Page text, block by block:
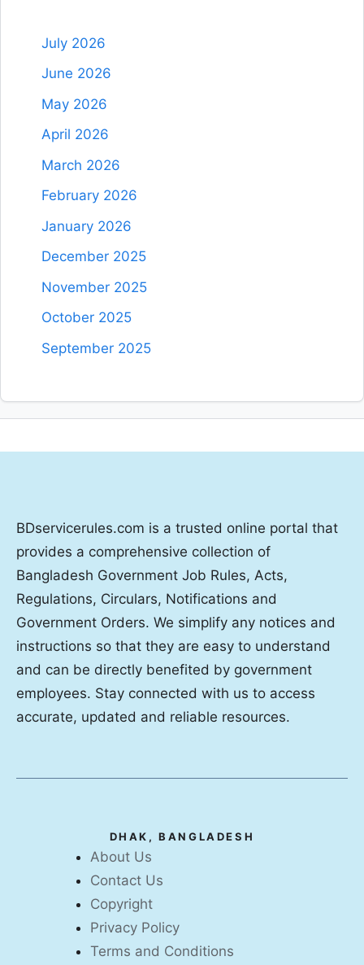
July 2026
June 2026
May 2026
April 2026
March 2026
February 2026
January 2026
December 2025
November 2025
October 2025
September 2025
BDservicerules.com is a trusted online portal that
provides a comprehensive collection of
Bangladesh Government Job Rules, Acts,
Regulations, Circulars, Notifications and
Government Orders. We simplify any notices and
instructions so that they are easy to understand
and can be directly benefited by government
employees. Stay connected with us to access
accurate, updated and reliable resources.
DHAK, BANGLADESH
About Us
Contact Us
Copyright
Privacy Policy
Terms and Conditions